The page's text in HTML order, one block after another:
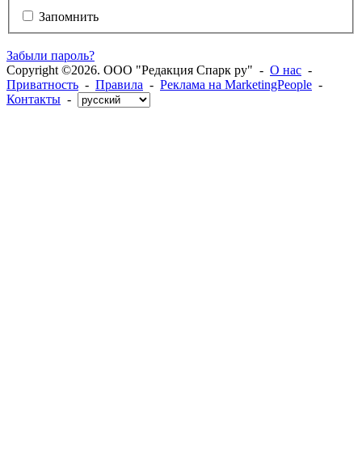
Запомнить
Забыли пароль?
Copyright ©2026. ООО "Редакция Спарк ру" - О нас -
Приватность - Правила - Реклама на MarketingPeople -
Контакты -